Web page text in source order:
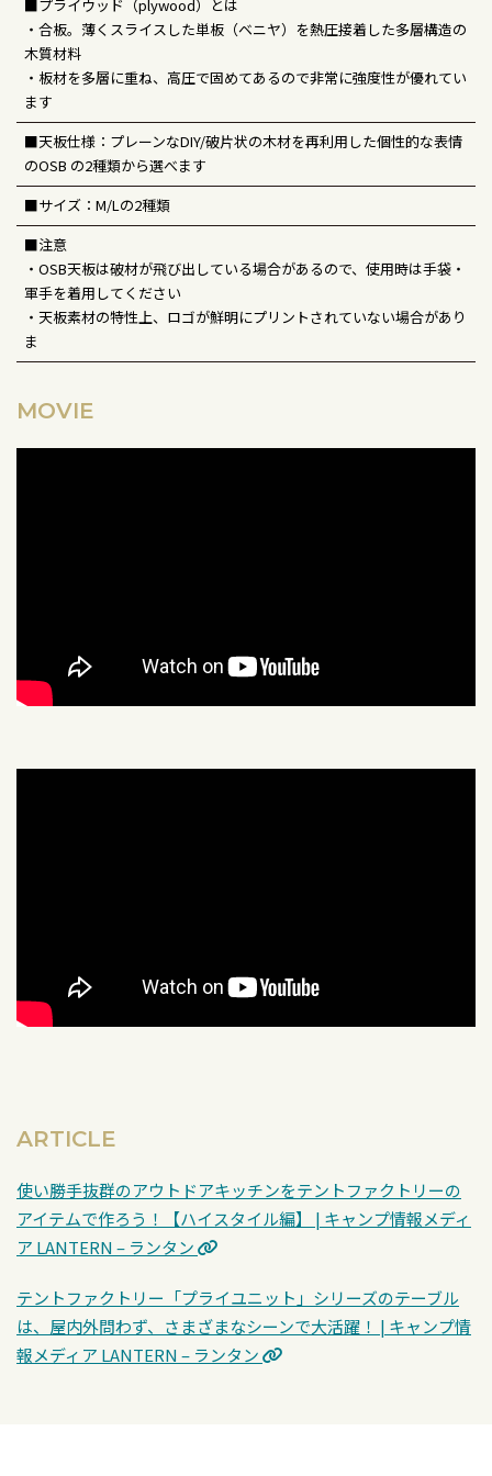
■プライウッド（plywood）とは
・合板。薄くスライスした単板（ベニヤ）を熱圧接着した多層構造の
木質材料
・板材を多層に重ね、高圧で固めてあるので非常に強度性が優れてい
ます
■天板仕様：プレーンなDIY/破片状の木材を再利用した個性的な表情
のOSB の2種類から選べます
■サイズ：M/Lの2種類
■注意
・OSB天板は破材が飛び出している場合があるので、使用時は手袋・
軍手を着用してください
・天板素材の特性上、ロゴが鮮明にプリントされていない場合があり
ま
MOVIE
ARTICLE
使い勝手抜群のアウトドアキッチンをテントファクトリーの
アイテムで作ろう！【ハイスタイル編】 | キャンプ情報メディ
ア LANTERN – ランタン
テントファクトリー「プライユニット」シリーズのテーブル
は、屋内外問わず、さまざまなシーンで大活躍！ | キャンプ情
報メディア LANTERN – ランタン